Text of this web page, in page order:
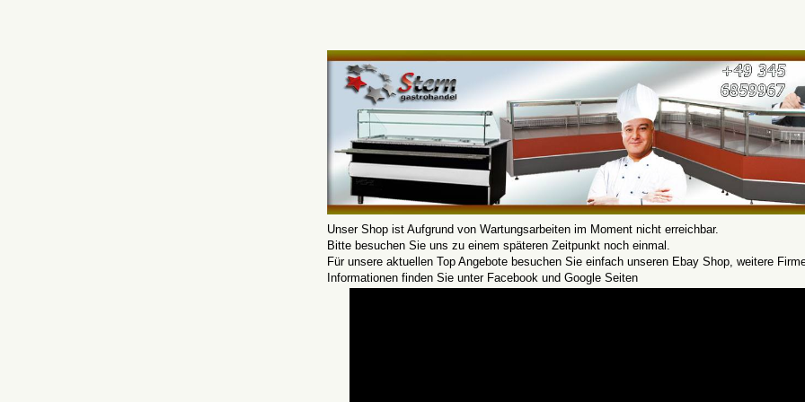
Unser Shop ist Aufgrund von Wartungsarbeiten im Moment nicht erreichbar.
Bitte besuchen Sie uns zu einem späteren Zeitpunkt noch einmal.
Für unsere aktuellen Top Angebote besuchen Sie einfach unseren Ebay Shop, weitere
Informationen finden Sie unter Facebook und Google Seiten